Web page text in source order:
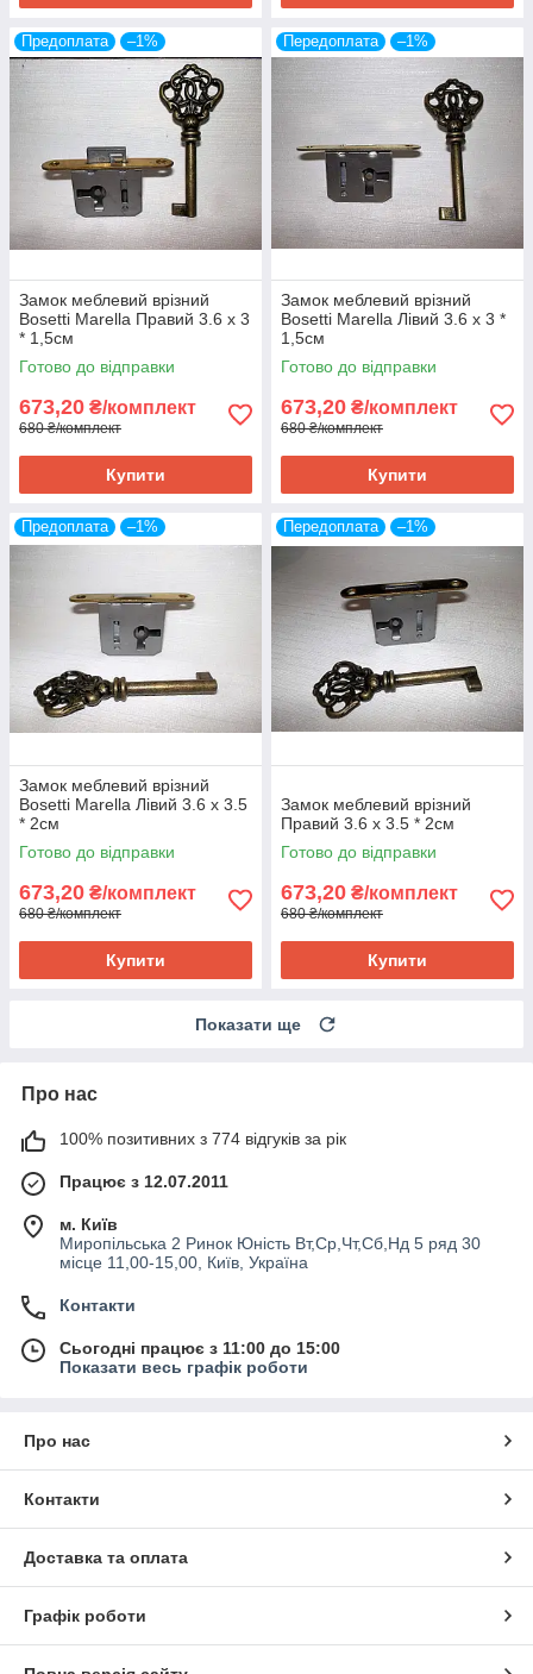
Предоплата –1%
Замок меблевий врізний
Bosetti Marella Правий 3.6 x 3
* 1,5см
Готово до відправки
673,20 ₴/комплект
680 ₴/комплект
Купити
Передоплата –1%
Замок меблевий врізний
Bosetti Marella Лівий 3.6 x 3 *
1,5см
Готово до відправки
673,20 ₴/комплект
680 ₴/комплект
Купити
Предоплата –1%
Замок меблевий врізний
Bosetti Marella Лівий 3.6 x 3.5
* 2см
Готово до відправки
673,20 ₴/комплект
680 ₴/комплект
Купити
Передоплата –1%
Замок меблевий врізний
Правий 3.6 x 3.5 * 2см
Готово до відправки
673,20 ₴/комплект
680 ₴/комплект
Купити
Показати ще
Про нас
100% позитивних з 774 відгуків за рік
Працює з 12.07.2011
м. Київ
Миропільська 2 Ринок Юність Вт,Ср,Чт,Сб,Нд 5 ряд 30
місце 11,00-15,00, Київ, Україна
Контакти
Сьогодні працює з 11:00 до 15:00
Показати весь графік роботи
Про нас
Контакти
Доставка та оплата
Графік роботи